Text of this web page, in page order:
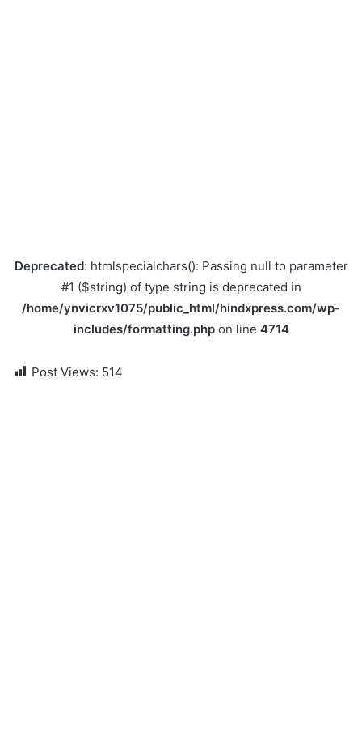
Deprecated: htmlspecialchars(): Passing null to parameter
#1 ($string) of type string is deprecated in
/home/ynvicrxv1075/public_html/hindxpress.com/wp-
includes/formatting.phpon line 4714
Post Views: 514